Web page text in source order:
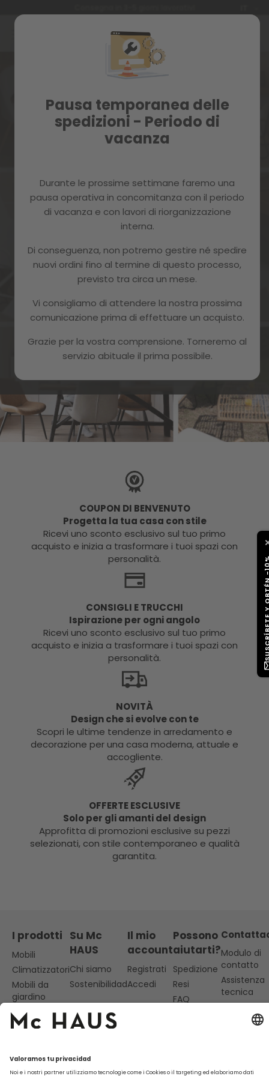
Pausa temporanea delle
spedizioni - Periodo di
vacanza
Durante le prossime settimane faremo una
pausa operativa in concomitanza con il periodo
di vacanza e con lavori di riorganizzazione
interna.
Di conseguenza, non potremo gestire né spedire
nuovi ordini fino al termine di questo processo,
previsto tra circa un mese.
Vi consigliamo di attendere la nostra prossima
comunicazione prima di effettuare un acquisto.
Grazie per la vostra comprensione. Torneremo al
servizio abituale il prima possibile.
Salta
Iscriviti alla newsletter e approfitta
dei seguenti vantaggi:
Coupon di benvenuto Consigli e trucchi
Novità Offerte esclusive
Ho letto e accetto la politica sulla privacy di McHaus
COUPON DI BENVENUTO
Progetta la tua casa con stile
Ricevi uno sconto esclusivo sul tuo primo
acquisto e inizia a trasformare i tuoi spazi con
personalità.
CONSIGLI E TRUCCHI
Ispirazione per ogni angolo
Ricevi uno sconto esclusivo sul tuo primo
acquisto e inizia a trasformare i tuoi spazi con
personalità.
NOVITÀ
Design che si evolve con te
Scopri le ultime tendenze in arredamento e
decorazione per una casa moderna, attuale e
accogliente.
OFFERTE ESCLUSIVE
Solo per gli amanti del design
Approfitta di promozioni esclusive su pezzi
selezionati, con stile contemporaneo e qualità
garantita.
I prodotti
Mobili
Climatizzatori
Mobili da
giardino
Su Mc
HAUS
Chi siamo
Sostenibilidad
Il mio
account
Registrati
Accedi
Possono
aiutarti?
Spedizione
Resi
FAQ
Modulo di
contatto
Assistenza
tecnica
Da lunedì a
venerdì
369